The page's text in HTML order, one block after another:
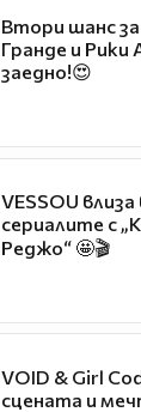
Втори шанс
Гранде и Рики
заедно!😍
VESSOU
сериалите с
Реджо“ 🤩🎬
VOID & Girl
сцената и